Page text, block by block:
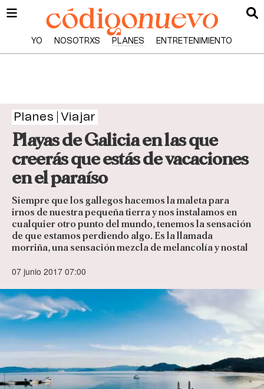
YO NOSOTRXS PLANES ENTRETENIMIENTO
Planes Viajar
Playas de Galicia en las que
creerás que estás de vacaciones
en el paraíso
Siempre que los gallegos hacemos la maleta para
irnos de nuestra pequeña tierra y nos instalamos en
cualquier otro punto del mundo, tenemos la sensación
de que estamos perdiendo algo. Es la llamada
morriña, una sensación mezcla de melancolía y nostal
07 junio 2017 07:00